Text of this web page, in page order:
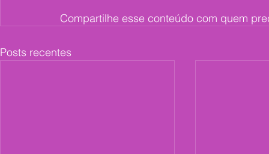
Compartilhe esse conteúdo com quem
Posts recentes